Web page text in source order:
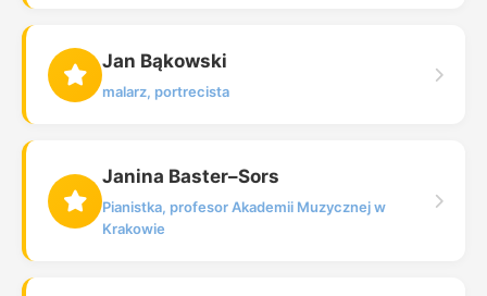
Jan Bąkowski
malarz, portrecista
Janina Baster–Sors
Pianistka, profesor Akademii Muzycznej w
Krakowie